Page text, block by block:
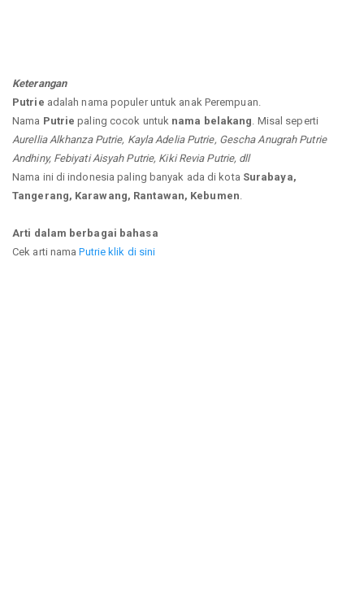
Keterangan
Putrie adalah nama populer untuk anak Perempuan.
Nama Putrie paling cocok untuk nama belakang . Misal seperti
Aurellia Alkhanza Putrie, Kayla Adelia Putrie, Gescha Anugrah Putrie
Andhiny, Febiyati Aisyah Putrie, Kiki Revia Putrie, dll
Nama ini di indonesia paling banyak ada di kota Surabaya,
Tangerang, Karawang, Rantawan, Kebumen
Arti dalam berbagai bahasa
Cek arti namaPutrie klik di sini